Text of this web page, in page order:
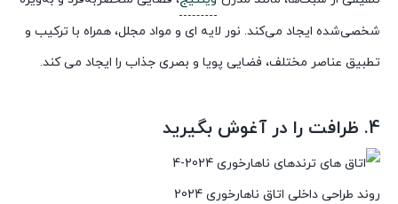
شخصی‌شده ایجاد می‌کند. نور لایه ای و مواد مجلل، همراه با ترکیب و
تطبیق عناصر مختلف، فضایی پویا و بصری جذاب را ایجاد می کند.
4. ظرافت را در آغوش بگیرید
روند طراحی داخلی اتاق ناهارخوری 2024